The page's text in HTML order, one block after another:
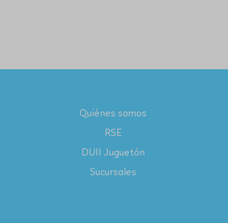
Quiénes somos
RSE
DUII Juguetón
Sucursales